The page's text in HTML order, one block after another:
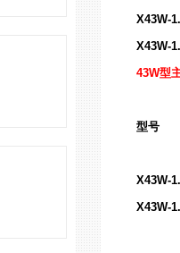
X43W-
X43W-
43W型
型号
X43W-
X43W-